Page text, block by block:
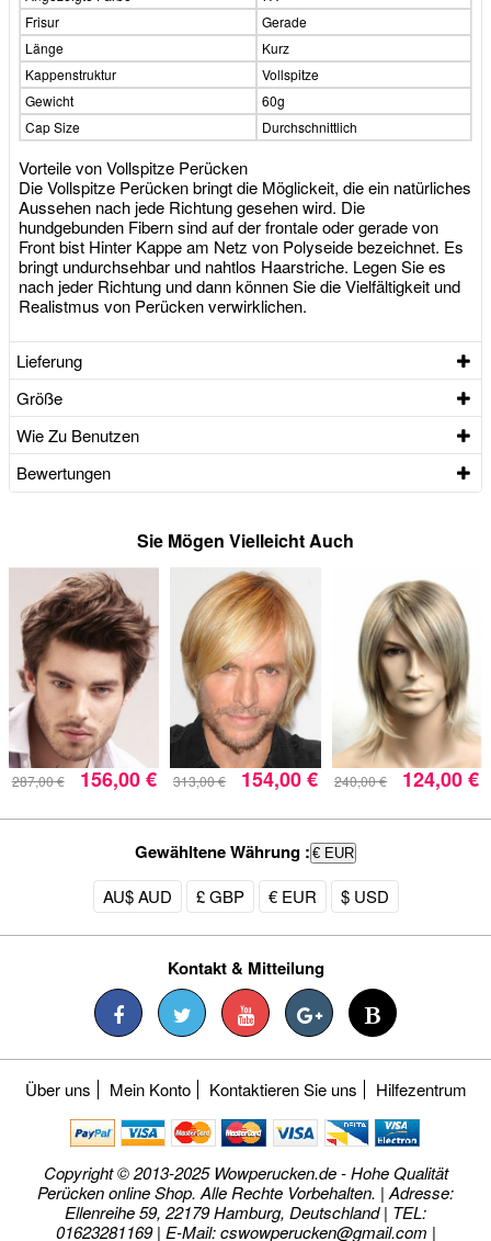
Frisur
Gerade
Länge
Kurz
Kappenstruktur
Vollspitze
Gewicht
60g
Cap Size
Durchschnittlich
Vorteile von Vollspitze Perücken
Die Vollspitze Perücken bringt die Möglickeit, die ein natürliches
Aussehen nach jede Richtung gesehen wird. Die
hundgebunden Fibern sind auf der frontale oder gerade von
Front bist Hinter Kappe am Netz von Polyseide bezeichnet. Es
bringt undurchsehbar und nahtlos Haarstriche. Legen Sie es
nach jeder Richtung und dann können Sie die Vielfältigkeit und
Realistmus von Perücken verwirklichen.
Lieferung
Größe
Wie Zu Benutzen
Bewertungen
Sie Mögen Vielleicht Auch
287,00 € 156,00 € 313,00 € 154,00 € 240,00 € 124,00 €
Gewähltene Währung : € EUR
AU$ AUD £ GBP € EUR $ USD
Kontakt & Mitteilung
Über uns Mein Konto Kontaktieren Sie uns Hilfezentrum
Copyright © 2013-2025 Wowperucken.de - Hohe Qualität
Perücken online Shop. Alle Rechte Vorbehalten. | Adresse:
Ellenreihe 59, 22179 Hamburg, Deutschland | TEL:
01623281169 | E-Mail:cswowperucken@gmail.com |